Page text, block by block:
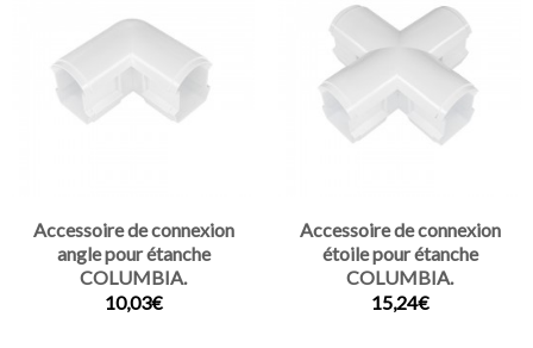
Accessoire de connexion
angle pour étanche
COLUMBIA.
10,03€
Accessoire de connexion
étoile pour étanche
COLUMBIA.
15,24€